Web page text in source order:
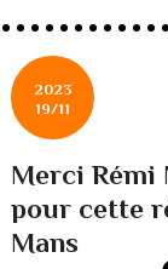
2023
19/11
Merci Rémi
pour cette
Mans